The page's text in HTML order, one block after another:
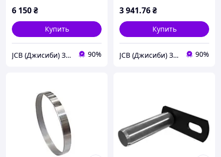
6 150₴
Купить
JCB (Джисиби) Запчасти - Сервис - Ремонт спецтехники 90%
3 941.76₴
Купить
JCB (Джисиби) Запчасти - Сервис - Ремонт спецтехники 90%